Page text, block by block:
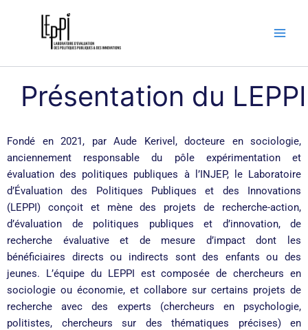
Présentation du LEPPI
Fondé en 2021, par Aude Kerivel, docteure en sociologie,
anciennement responsable du pôle expérimentation et
évaluation des politiques publiques à l’INJEP, le Laboratoire
d’Évaluation des Politiques Publiques et des Innovations
(LEPPI) conçoit et mène des projets de recherche-action,
d’évaluation de politiques publiques et d’innovation, de
recherche évaluative et de mesure d’impact dont les
bénéficiaires directs ou indirects sont des enfants ou des
jeunes. L’équipe du LEPPI est composée de chercheurs en
sociologie ou économie, et collabore sur certains projets de
recherche avec des experts (chercheurs en psychologie,
politistes, chercheurs sur des thématiques précises) en